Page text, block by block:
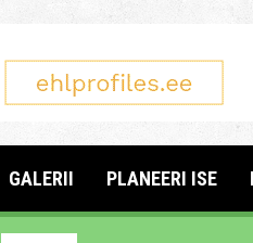
GALERII PLANEERI ISE